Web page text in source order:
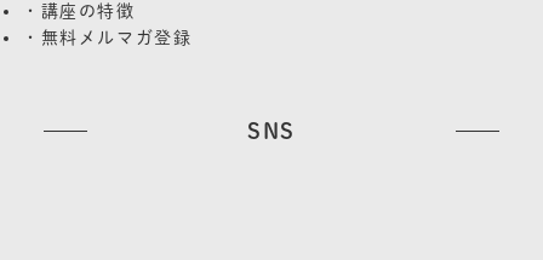
・講座の特徴
・無料メルマガ登録
SNS